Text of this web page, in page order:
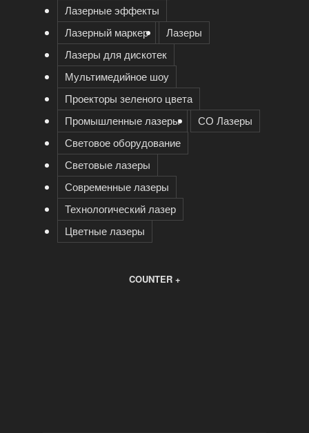
Лазерные эффекты
Лазерный маркер
Лазеры
Лазеры для дискотек
Мультимедийное шоу
Проекторы зеленого цвета
Промышленные лазеры
СО Лазеры
Световое оборудование
Световые лазеры
Современные лазеры
Технологический лазер
Цветные лазеры
COUNTER +